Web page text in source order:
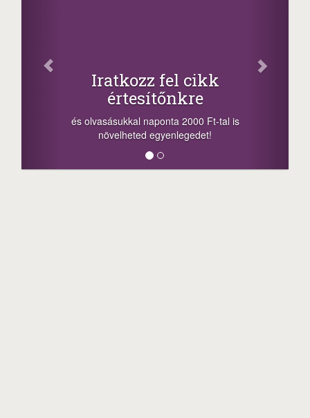
fel cikk
naponta 2000 Ft-tal is
egyenlegedet!
Oszd
megosztási